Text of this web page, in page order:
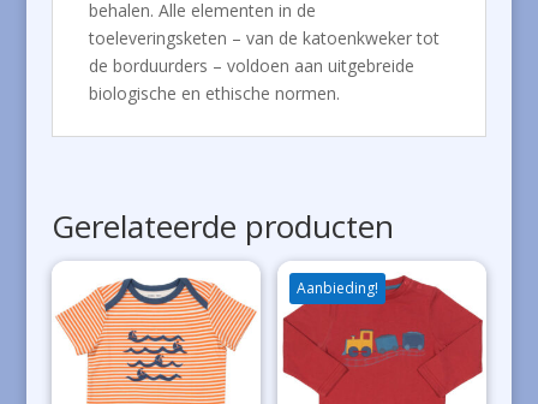
behalen. Alle elementen in de
toeleveringsketen – van de katoenkweker tot
de borduurders – voldoen aan uitgebreide
biologische en ethische normen.
Gerelateerde producten
Aanbieding!